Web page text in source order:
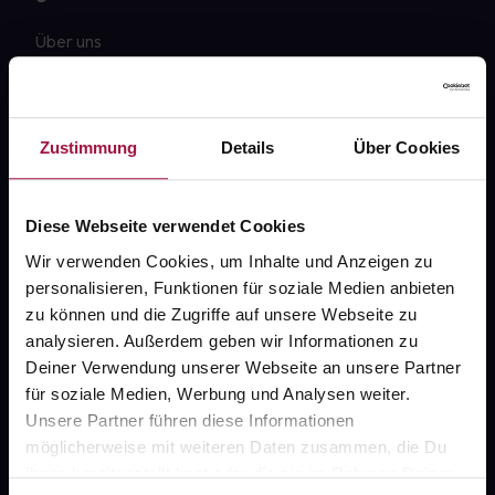
Zustimmung Details Über Cookies
Diese Webseite verwendet Cookies
Wir verwenden Cookies, um Inhalte und Anzeigen zu
personalisieren, Funktionen für soziale Medien anbieten
zu können und die Zugriffe auf unsere Webseite zu
analysieren. Außerdem geben wir Informationen zu
Deiner Verwendung unserer Webseite an unsere Partner
für soziale Medien, Werbung und Analysen weiter.
Unsere Partner führen diese Informationen
möglicherweise mit weiteren Daten zusammen, die Du
ihnen bereitgestellt hast oder die sie im Rahmen Deiner
Über uns
Newsletter
Sanitätshäuser
AGB
Impressum